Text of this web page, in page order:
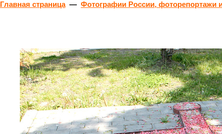
Главная страница— Фотографии России, фоторепортажи